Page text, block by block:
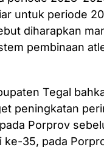
untuk periode
diharapkan
pembinaan
Tegal
peningkatan
Porprov
ke-35, pada